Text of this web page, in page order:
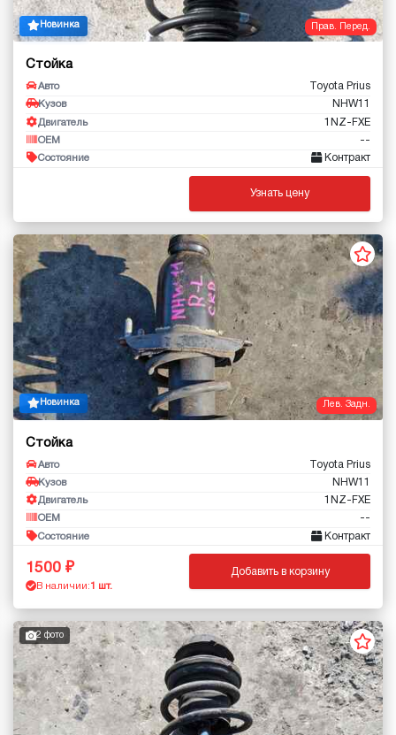
Прав. Перед.
Новинка
Стойка
Авто Toyota Prius
Кузов NHW11
Двигатель 1NZ-FXE
OEM --
Состояние Контракт
Узнать цену
Лев. Задн.
Новинка
Стойка
Авто Toyota Prius
Кузов NHW11
Двигатель 1NZ-FXE
OEM --
Состояние Контракт
1500
В наличии: 1 шт.
Добавить в корзину
2 фото